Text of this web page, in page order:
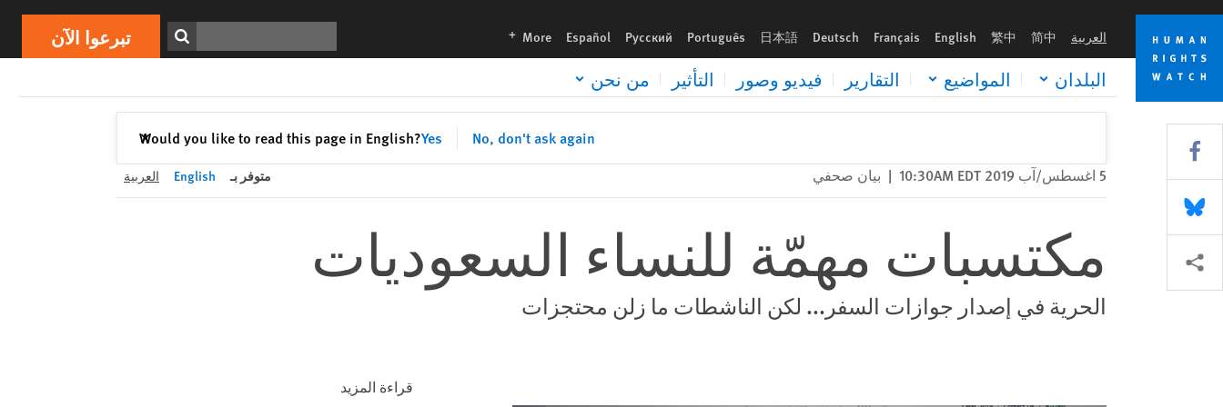
Skip
cookie
privacy
notice
Skip
main
content
العربية 简中
繁中
English
Français
Deutsch
日本語
Português
Русский
Español
More
languages تبرعوا الآن
البلدان المواضيع التقارير فيديو وصور التأثير من نحن
Would you like to read this page in English?Yes No, don't ask again
✕إغلاق
Print تبرعوا الآن
5 اغسطس/آب 2019 10:30AM EDT | بيان صحفي متوفر بـ English العربية
مكتسبات مهمّة للنساء السعوديات
الحرية في إصدار جوازات السفر... لكن الناشطات ما زلن محتجزات
قراءة المزيد
Share this via Facebook
Share this via Bluesky
Share this via مشاركة